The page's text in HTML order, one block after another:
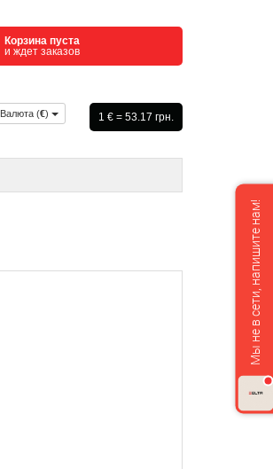
Корзина пуста
и ждет заказов
Валюта (€) 1 € = 53.17 грн.
Мы не в сети, напишите нам!